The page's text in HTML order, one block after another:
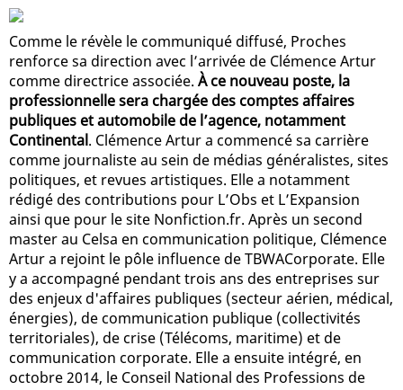
Comme le révèle le communiqué diffusé, Proches
renforce sa direction avec l’arrivée de Clémence Artur
comme directrice associée. À ce nouveau poste, la
professionnelle sera chargée des comptes affaires
publiques et automobile de l’agence, notamment
Continental. Clémence Artur a commencé sa carrière
comme journaliste au sein de médias généralistes, sites
politiques, et revues artistiques. Elle a notamment
rédigé des contributions pour L’Obs et L’Expansion
ainsi que pour le site Nonfiction.fr. Après un second
master au Celsa en communication politique, Clémence
Artur a rejoint le pôle influence de TBWACorporate. Elle
y a accompagné pendant trois ans des entreprises sur
des enjeux d'affaires publiques (secteur aérien, médical,
énergies), de communication publique (collectivités
territoriales), de crise (Télécoms, maritime) et de
communication corporate. Elle a ensuite intégré, en
octobre 2014, le Conseil National des Professions de